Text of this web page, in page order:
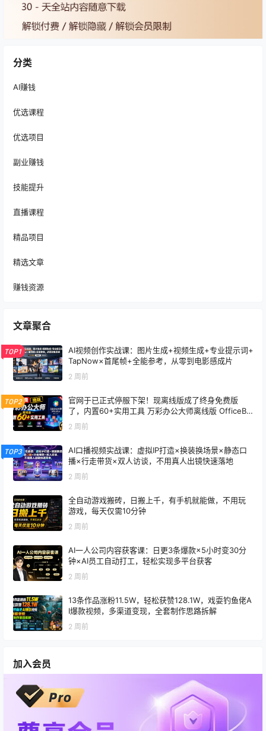
分类
AI赚钱
优选课程
优选项目
副业赚钱
技能提升
直播课程
精品项目
精选文章
赚钱资源
文章聚合
TOP1
AI视频创作实战课：图片生成+视频生成+专业提示词+
TapNow×首尾帧+全能参考，从零到电影感成片
2 周前
TOP2
官网于已正式停服下架！现离线版成了终身免费版
了，内置60+实用工具 万彩办公大师离线版 OfficeBo
x
2 周前
TOP3
AI口播视频实战课：虚拟IP打造×换装换场景×静态口
播×行走带货×双人访谈，不用真人出镜快速落地
2 周前
全自动游戏搬砖，日搬上千，有手机就能做，不用玩
游戏，每天仅需10分钟
2 周前
AI一人公司内容获客课：日更3条爆款×5小时变30分
钟×AI员工自动打工，轻松实现多平台获客
2 周前
13条作品涨粉11.5W，轻松获赞128.1W，戏耍钓鱼佬A
I爆款视频，多渠道变现，全套制作思路拆解
2 周前
加入会员